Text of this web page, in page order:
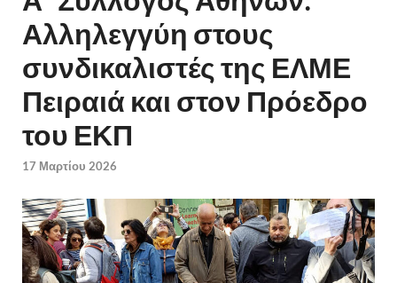
Π.Ε.
Αλληλεγγύη στους
συνδικαλιστές της ΕΛΜΕ
Πειραιά και στον Πρόεδρο
του ΕΚΠ
17 Μαρτίου 2026